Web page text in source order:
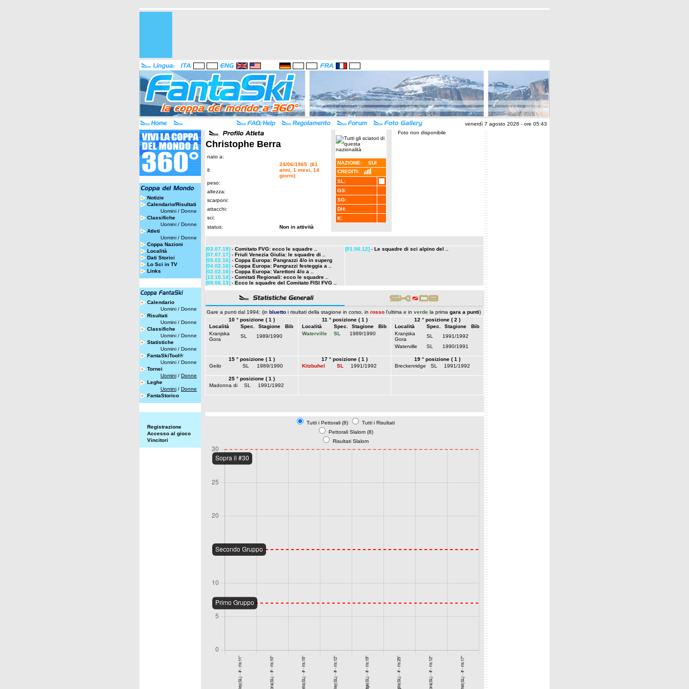
venerdì 7 agosto 2026 - ore 05:43
Notizie
Calendario/Risultati
Uomini / Donne
Classifiche
Uomini / Donne
Atleti
Uomini / Donne
Coppa Nazioni
Località
Dati Storici
Lo Sci in TV
Links
Calendario
Uomini / Donne
Risultati
Uomini / Donne
Classifiche
Uomini / Donne
Statistiche
Uomini / Donne
FantaSkiTool®
Uomini / Donne
Tornei
Uomini / Donne
Leghe
Uomini / Donne
FantaStorico
Registrazione
Accesso al gioco
Vincitori
Christophe Berra
nato a:
il:
24/06/1965 (61
anni, 1 mesi, 14
giorni)
peso:
altezza:
scarponi:
attacchi:
sci:
status:
Non in attività
NAZIONE: SUI
CREDITI:
SL:
GS:
SG:
DH:
K:
Foto non disponibile
[03.07.19] - Comitato FVG: ecco le squadre ..
[07.07.17] - Friuli Venezia Giulia: le squadre di ..
[05.02.16] - Coppa Europa: Pangrazzi 4/o in superg
[04.02.16] - Coppa Europa: Pangrazzi festeggia a ..
[02.02.16] - Coppa Europa: Varettoni 4/o a ..
[13.10.14] - Comitati Regionali: ecco le squadre ..
[09.06.13] - Ecco le squadre del Comitato FISI FVG ..
[01.06.12] - Le squadre di sci alpino del ..
Gare a punti dal 1994: (in bluetto i risultati della stagione in corso, in rosso l'ultima e in verde la prima gara a punti)
10 ° posizione ( 1 )
Località
Spec. Stagione
Bib
Kranjska
Gora
SL 1989/1990
11 ° posizione ( 1 )
Località
Spec. Stagione
Bib
Waterville
SL 1989/1990
12 ° posizione ( 2 )
Località
Spec. Stagione
Bib
Kranjska
Gora
SL
1991/1992
Waterville
SL 1990/1991
15 ° posizione ( 1 )
Geilo
SL 1989/1990
17 ° posizione ( 1 )
Kitzbuhel
SL 1991/1992
19 ° posizione ( 1 )
Breckenridge
SL 1991/1992
25 ° posizione ( 1 )
Madonna di
SL 1991/1992
Tutti i Pettorali (8)
Tutti i Risultati
Pettorali Slalom (8)
Risultati Slalom